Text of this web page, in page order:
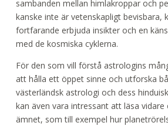
sambanden mellan himlakroppar och
kanske inte är vetenskapligt bevisbara,
fortfarande erbjuda insikter och en
med de kosmiska cyklerna.
För den som vill förstå astrologins
att hålla ett öppet sinne och utforska
västerländsk astrologi och dess
kan även vara intressant att läsa
ämnet, som till exempel hur